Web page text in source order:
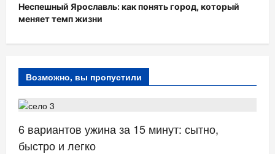
Неспешный Ярославль: как понять город, который
меняет темп жизни
Возможно, вы пропустили
ЗДОРОВЬЕ
6 вариантов ужина за 15 минут: сытно,
быстро и легко